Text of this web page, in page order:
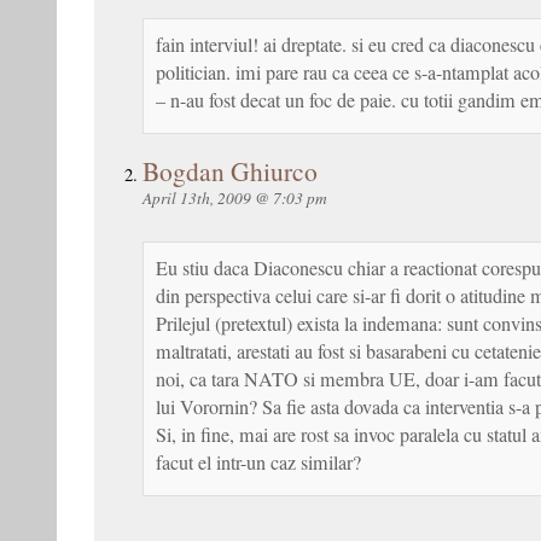
fain interviul! ai dreptate. si eu cred ca diaconescu
politician. imi pare rau ca ceea ce s-a-ntamplat
– n-au fost decat un foc de paie. cu totii gandim
Bogdan Ghiurco
April 13th, 2009 @ 7:03 pm
Eu stiu daca Diaconescu chiar a reactionat
din perspectiva celui care si-ar fi dorit o atitudine
Prilejul (pretextul) exista la indemana: sunt
maltratati, arestati au fost si basarabeni cu
noi, ca tara NATO si membra UE, doar i-am
lui Vorornin? Sa fie asta dovada ca interventia s-a
Si, in fine, mai are rost sa invoc paralela cu statul
facut el intr-un caz similar?